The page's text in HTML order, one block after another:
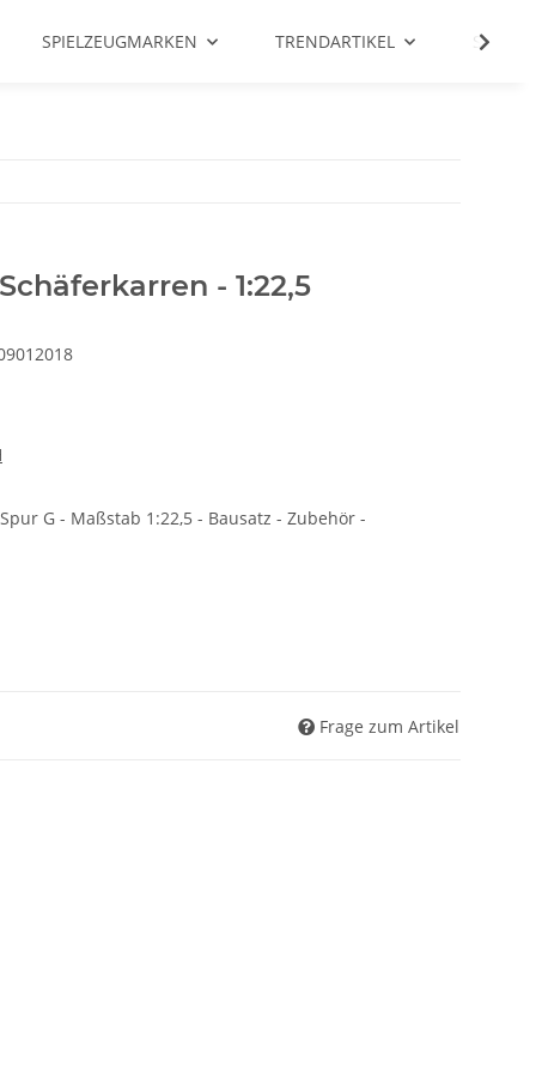
SPIELZEUGMARKEN TRENDARTIKEL SALE %
- 1:22,5
G - Maßstab 1:22,5 - Bausatz - Zubehör -
Frage zum Artikel